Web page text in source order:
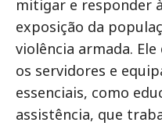
mitigar e responder
exposição da
violência armada.
os servidores e
essenciais, como
assistência, que